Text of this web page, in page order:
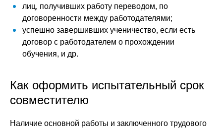
лиц, получивших работу переводом, по
договоренности между работодателями;
успешно завершивших ученичество, если есть
договор с работодателем о прохождении
обучения, и др.
Как оформить испытательный срок
совместителю
Наличие основной работы и заключенного трудового